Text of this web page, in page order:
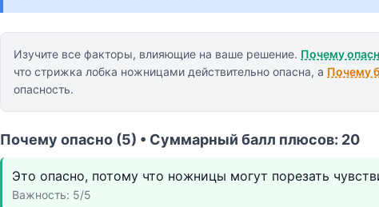
Изучите все факторы, влияющие на ваше решение. Почему
что стрижка лобка ножницами действительно опасна, а Почему
опасность.
Почему опасно (5) • Суммарный балл плюсов: 20
Это опасно, потому что ножницы могут порезать
Важность: 5/5